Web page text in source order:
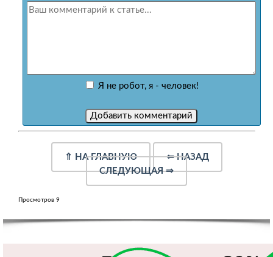
Я не робот, я - человек!
⇑ НА ГЛАВНУЮ ⇐НАЗАД
СЛЕДУЮЩАЯ⇒
Просмотров 9